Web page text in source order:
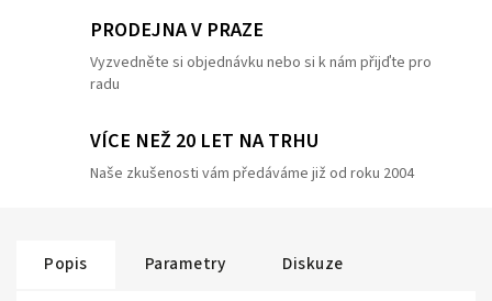
PRODEJNA V PRAZE
Vyzvedněte si objednávku nebo si k nám přijďte pro
radu
VÍCE NEŽ 20 LET NA TRHU
Naše zkušenosti vám předáváme již od roku 2004
Popis Parametry Diskuze